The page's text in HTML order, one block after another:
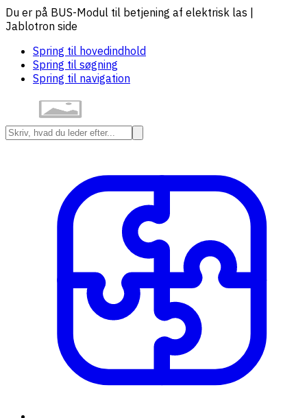
Du er på BUS-Modul til betjening af elektrisk las |
Jablotron side
Spring til hovedindhold
Spring til søgning
Spring til navigation